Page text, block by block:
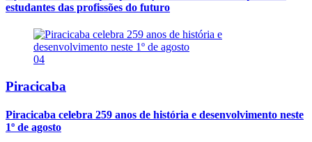
estudantes das profissões do futuro
04
Piracicaba
Piracicaba celebra 259 anos de história e desenvolvimento neste
1º de agosto